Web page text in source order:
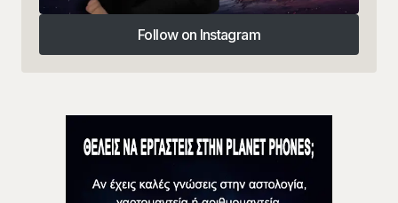
Follow on Instagram
Follow on Instagram